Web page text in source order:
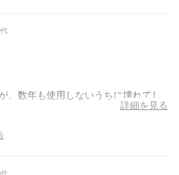
、数年も使用しないうちに壊れてし
詳細を見る